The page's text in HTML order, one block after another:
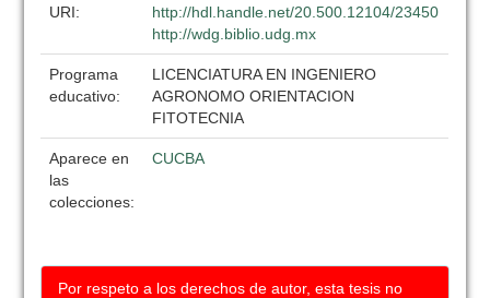
URI:
http://hdl.handle.net/20.500.12104/23450
http://wdg.biblio.udg.mx
Programa
educativo:
LICENCIATURA EN INGENIERO
AGRONOMO ORIENTACION
FITOTECNIA
Aparece en
las
colecciones:
CUCBA
Por respeto a los derechos de autor, esta tesis no